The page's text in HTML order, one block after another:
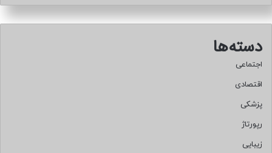
دسته‌ها
اجتماعی
اقتصادی
پزشکی
رپورتاژ
زیبایی